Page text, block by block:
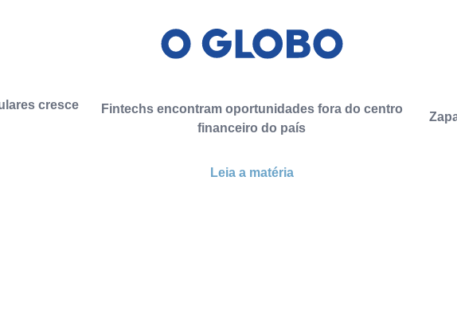
cresce
Fintechs encontram oportunidades fora do centro
financeiro do país
Leia a matéria